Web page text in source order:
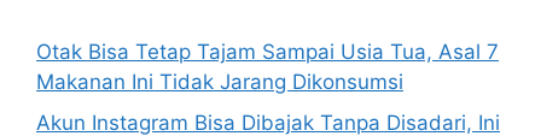
r
:
Otak Bisa Tetap Tajam Sampai Usia Tua, Asal 7
Makanan Ini Tidak Jarang Dikonsumsi
Akun Instagram Bisa Dibajak Tanpa Disadari, Ini